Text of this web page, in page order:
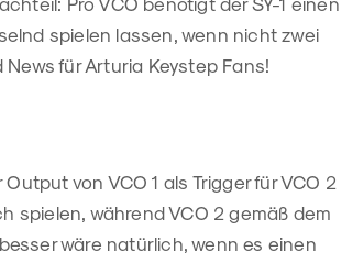
spielen lassen, wenn nicht zwei
für Arturia Keystep Fans!
von VCO 1 als Trigger für VCO 2
spielen, während VCO 2 gemäß dem
wäre natürlich, wenn es einen